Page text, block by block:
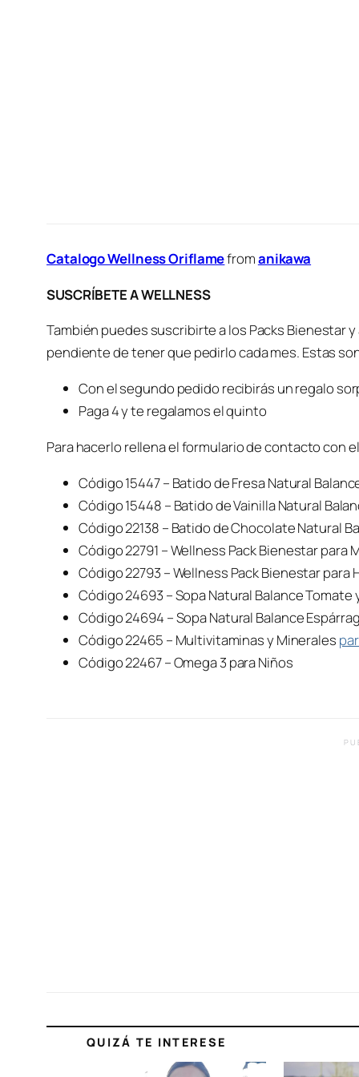
Catalogo Wellness Oriflamefromanikawa
SUSCRÍBETE A WELLNESS
También puedes suscribirte a los Packs Bienestar
pendiente de tener que pedirlo cada mes. Estas
Con el segundo pedido recibirás un regalo
Paga 4 y te regalamos el quinto
Para hacerlo rellena el formulario de contacto con
Código 15447 – Batido de Fresa Natural
Código 15448 – Batido de Vainilla Natural
Código 22138 – Batido de Chocolate Natural
Código 22791 – Wellness Pack Bienestar para
Código 22793 – Wellness Pack Bienestar para
Código 24693 – Sopa Natural Balance Tomate
Código 24694 – Sopa Natural Balance
Código 22465 – Multivitaminas y Minerales
Código 22467 – Omega 3 para Niños
QUIZÁ TE INTERESE